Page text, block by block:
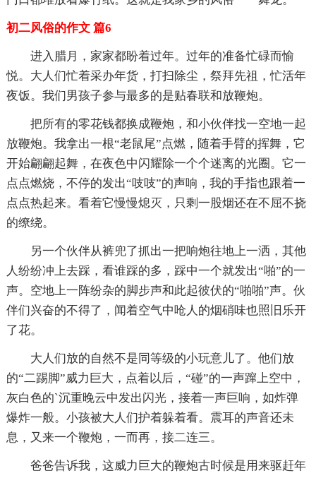
初二风俗的作文 篇6
进入腊月，家家都盼着过年。过年的准备忙碌而愉
悦。大人们忙着采办年货，打扫除尘，祭拜先祖，忙活年
夜饭。我们男孩子参与最多的是贴春联和放鞭炮。
把所有的零花钱都换成鞭炮，和小伙伴找一空地一起
放鞭炮。我拿出一根“老鼠尾”点燃，随着手臂的挥舞，它
开始翩翩起舞，在夜色中闪耀除一个个迷离的光圈。它一
点点燃烧，不停的发出“吱吱”的声响，我的手指也跟着一
点点热起来。看着它慢慢熄灭，只剩一股烟还在不屈不挠
的缭绕。
另一个伙伴从裤兜了抓出一把响炮往地上一洒，其他
人纷纷冲上去踩，看谁踩的多，踩中一个就发出“啪”的一
声。空地上一阵纷杂的脚步声和此起彼伏的“啪啪”声。伙
伴们兴奋的不得了，闻着空气中呛人的烟硝味也照旧乐开
了花。
大人们放的自然不是同等级的小玩意儿了。他们放
的“二踢脚”威力巨大，点着以后，“碰”的一声蹿上空中，
灰白色的`沉重晚云中发出闪光，接着一声巨响，如炸弹
爆炸一般。小孩被大人们护着躲着看。震耳的声音还未
息，又来一个鞭炮，一而再，接二连三。
爸爸告诉我，这威力巨大的鞭炮古时候是用来驱赶年